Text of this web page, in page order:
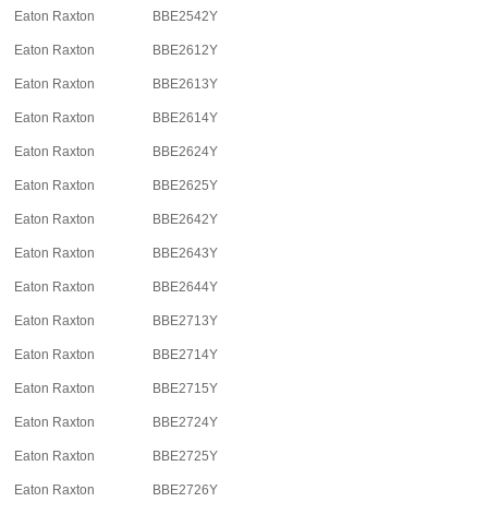
Eaton Raxton BBE2542Y
Eaton Raxton BBE2612Y
Eaton Raxton BBE2613Y
Eaton Raxton BBE2614Y
Eaton Raxton BBE2624Y
Eaton Raxton BBE2625Y
Eaton Raxton BBE2642Y
Eaton Raxton BBE2643Y
Eaton Raxton BBE2644Y
Eaton Raxton BBE2713Y
Eaton Raxton BBE2714Y
Eaton Raxton BBE2715Y
Eaton Raxton BBE2724Y
Eaton Raxton BBE2725Y
Eaton Raxton BBE2726Y